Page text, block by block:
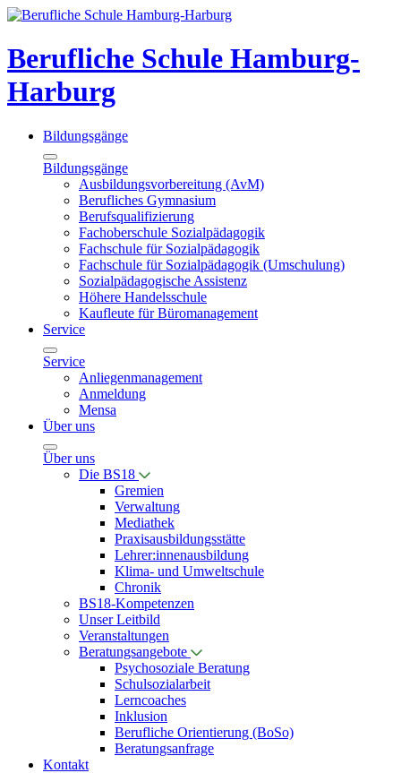
Berufliche Schule Hamburg-
Harburg
Bildungsgänge
Bildungsgänge
Ausbildungsvorbereitung (AvM)
Berufliches Gymnasium
Berufsqualifizierung
Fachoberschule Sozialpädagogik
Fachschule für Sozialpädagogik
Fachschule für Sozialpädagogik (Umschulung)
Sozialpädagogische Assistenz
Höhere Handelsschule
Kaufleute für Büromanagement
Service
Service
Anliegenmanagement
Anmeldung
Mensa
Über uns
Über uns
Die BS18
Gremien
Verwaltung
Mediathek
Praxisausbildungsstätte
Lehrer:innenausbildung
Klima- und Umweltschule
Chronik
BS18-Kompetenzen
Unser Leitbild
Veranstaltungen
Beratungsangebote
Psychosoziale Beratung
Schulsozialarbeit
Lerncoaches
Inklusion
Berufliche Orientierung (BoSo)
Beratungsanfrage
Kontakt